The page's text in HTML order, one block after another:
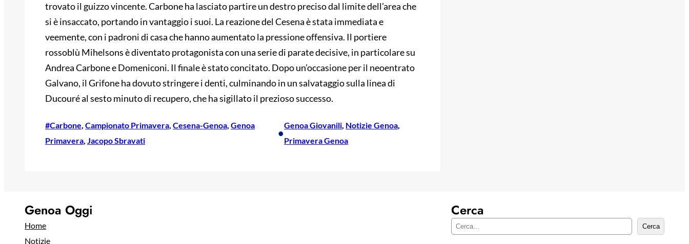
trovato il guizzo vincente. Carbone ha lasciato partire un destro preciso dal limite dell’area che
si è insaccato, portando in vantaggio i suoi. La reazione del Cesena è stata immediata e
veemente, con i padroni di casa che hanno aumentato la pressione offensiva. Il portiere
rossoblù Mihelsons è diventato protagonista con una serie di parate decisive, in particolare su
Andrea Carbone e Domeniconi. Il finale è stato concitato. Dopo un’occasione per il neoentrato
Galvano, il Grifone ha dovuto stringere i denti, culminando in un salvataggio sulla linea di
Ducouré al sesto minuto di recupero, che ha sigillato il prezioso successo.
#Carbone, Campionato Primavera, Cesena-Genoa, Genoa
Primavera, Jacopo Sbravati
•
Genoa Giovanili, Notizie Genoa
Primavera Genoa
Genoa Oggi
Home
Notizie
Cerca
C
Cerca